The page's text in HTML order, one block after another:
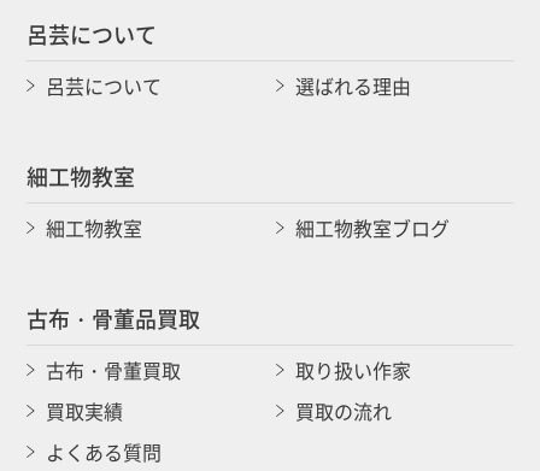
呂芸について
呂芸について 選ばれる理由
細工物教室
細工物教室 細工物教室ブログ
古布・骨董品買取
古布・骨董買取
取り扱い作家
買取実績
買取の流れ
よくある質問